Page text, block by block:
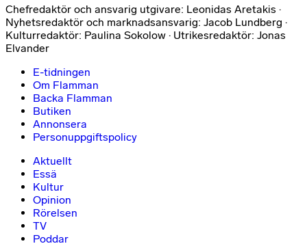
Chefredaktör och ansvarig utgivare: Leonidas Aretakis ·
Nyhetsredaktör och marknadsansvarig: Jacob Lundberg ·
Kulturredaktör: Paulina Sokolow · Utrikesredaktör: Jonas
Elvander
E-tidningen
Om Flamman
Backa Flamman
Butiken
Annonsera
Personuppgiftspolicy
Aktuellt
Essä
Kultur
Opinion
Rörelsen
TV
Poddar